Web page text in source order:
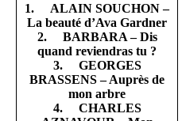
1. ALAIN SOUCHON –
La beauté d’Ava Gardner
2. BARBARA – Dis
quand reviendras tu ?
3. GEORGES
BRASSENS – Auprès de
mon arbre
4. CHARLES